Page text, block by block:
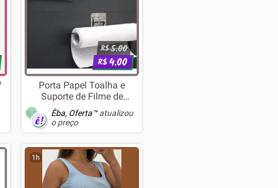
R$5.00
R$4.00
Porta Papel Toalha e
Suporte de Filme de
Alumínio para Parede de
Cozinha
Êba, Oferta™atualizou
o preço
1h